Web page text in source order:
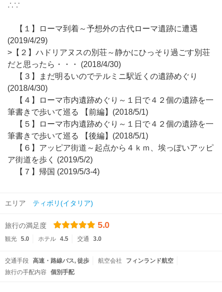
∴∵
【１】ローマ到着～予想外の古代ローマ遺跡に遭遇
(2019/4/29)
>【２】ハドリアヌスの別荘～静かにひっそり過ごす別荘
だと思ったら・・・ (2018/4/30)
【３】まだ明るいのでテルミニ駅近くの遺跡めぐり
(2018/4/30)
【４】ローマ市内遺跡めぐり～１日で４２個の遺跡を一
筆書きで歩いて巡る 【前編】(2018/5/1)
【５】ローマ市内遺跡めぐり～１日で４２個の遺跡を一
筆書きで歩いて巡る 【後編】(2018/5/1)
【６】アッピア街道～起点から４ｋｍ、埃っぽいアッピ
ア街道を歩く (2019/5/2)
【７】帰国 (2019/5/3-4)
エリア ティボリ(イタリア)
旅行の満足度 5.0
観光 5.0 ホテル 4.5 交通 3.0
交通手段 高速・路線バス 徒歩 航空会社
フィンランド航空
旅行の手配内容
個別手配